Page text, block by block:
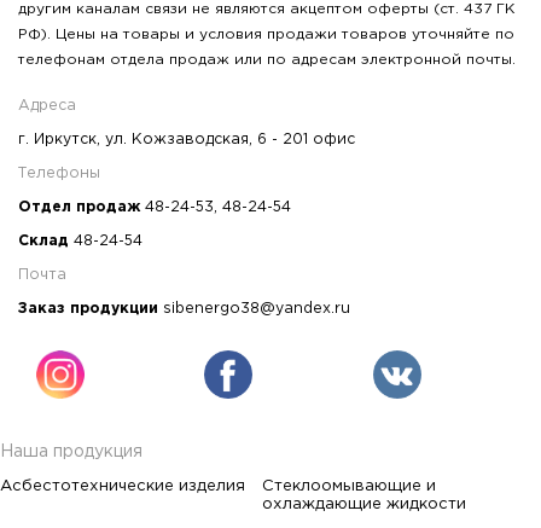
другим каналам связи не являются акцептом оферты (ст. 437 ГК
РФ). Цены на товары и условия продажи товаров уточняйте по
телефонам отдела продаж или по адресам электронной почты.
Адреса
г. Иркутск, ул. Кожзаводская, 6 - 201 офис
Телефоны
Отдел продаж 48-24-53 48-24-54
Склад 48-24-54
Почта
Заказ продукции sibenergo38@yandex.ru
Наша продукция
Асбестотехнические изделия
Стеклоомывающие и
охлаждающие жидкости